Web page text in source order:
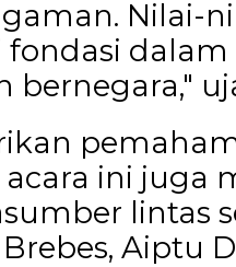
Nilai-
fondasi
bernegara,"
acara ini juga
lintas
Aiptu